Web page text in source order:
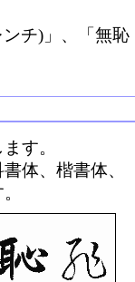
ンチ)」、「無恥
す。
体、楷書体、